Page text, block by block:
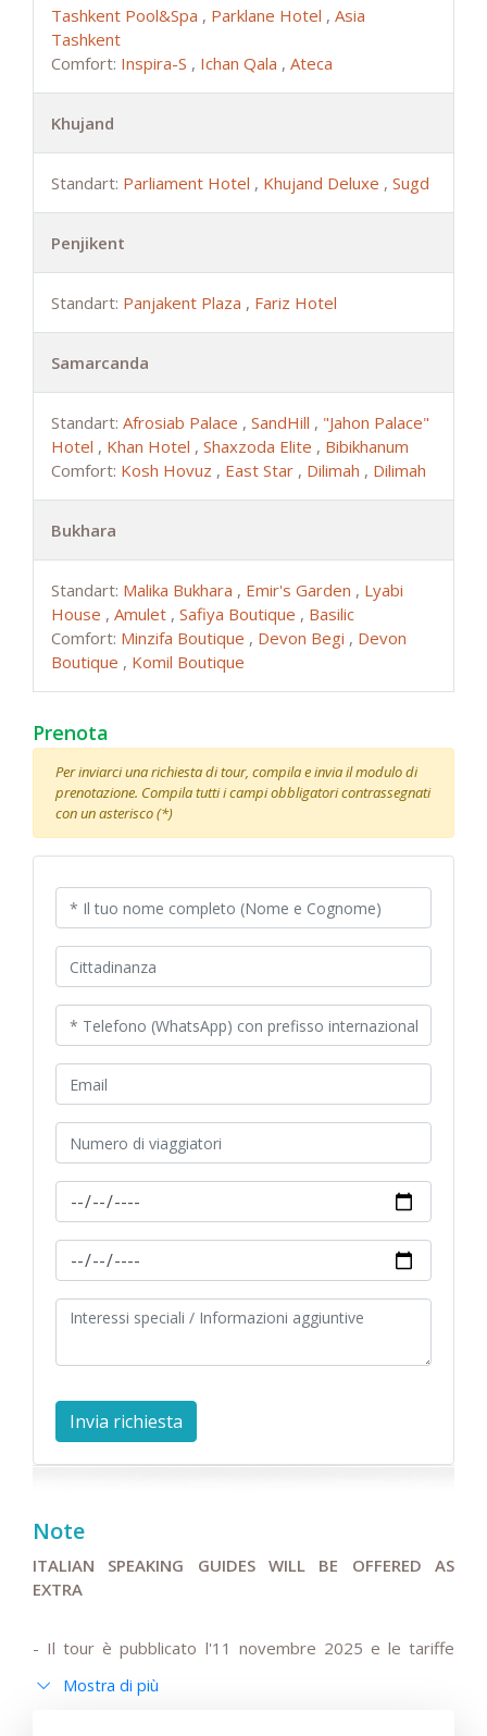
Tashkent Pool&Spa , Parklane Hotel , Asia
Tashkent
Comfort: Inspira-S , Ichan Qala , Ateca
Khujand
Standart: Parliament Hotel , Khujand Deluxe , Sugd
Penjikent
Standart: Panjakent Plaza , Fariz Hotel
Samarcanda
Standart: Afrosiab Palace , SandHill , "Jahon Palace"
Hotel , Khan Hotel , Shaxzoda Elite , Bibikhanum
Comfort: Kosh Hovuz , East Star , Dilimah , Dilimah
Bukhara
Standart: Malika Bukhara , Emir's Garden , Lyabi
House , Amulet , Safiya Boutique , Basilic
Comfort: Minzifa Boutique , Devon Begi , Devon
Boutique , Komil Boutique
Prenota
Per inviarci una richiesta di tour, compila e invia il modulo di
prenotazione. Compila tutti i campi obbligatori contrassegnati
con un asterisco (*)
Note
ITALIAN SPEAKING GUIDES WILL BE OFFERED AS
EXTRA
- Il tour è pubblicato l'11 novembre 2025 e le tariffe
sono valide per 180 giorni (6 mesi) dalla data di
Mostra di più